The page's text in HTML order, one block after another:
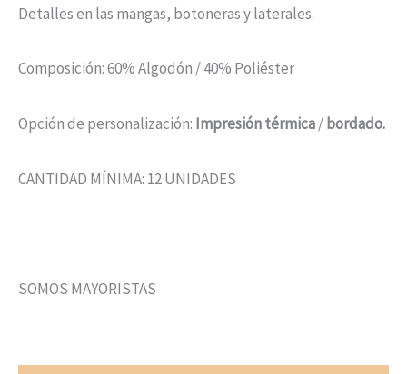
Detalles en las mangas, botoneras y laterales.
Composición: 60% Algodón / 40% Poliéster
Opción de personalización: Impresión térmica/ bordado.
CANTIDAD MÍNIMA: 12 UNIDADES
SOMOS MAYORISTAS